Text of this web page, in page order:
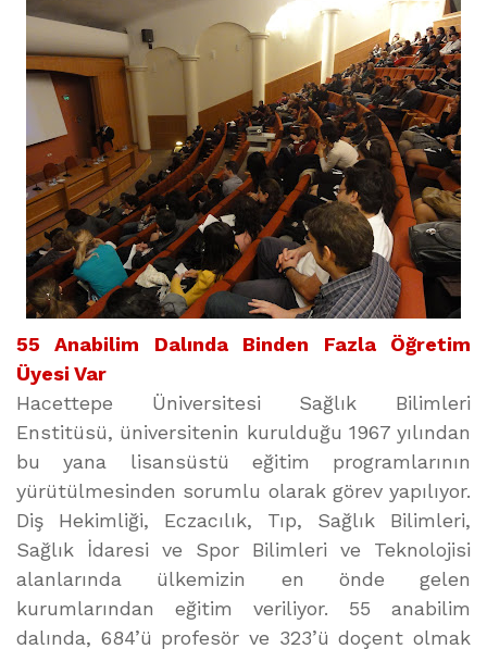
55 Anabilim Dalında Binden Fazla Öğretim
Üyesi Var
Hacettepe Üniversitesi Sağlık Bilimleri
Enstitüsü, üniversitenin kurulduğu 1967 yılından
bu yana lisansüstü eğitim programlarının
yürütülmesinden sorumlu olarak görev yapılıyor.
Diş Hekimliği, Eczacılık, Tıp, Sağlık Bilimleri,
Sağlık İdaresi ve Spor Bilimleri ve Teknolojisi
alanlarında ülkemizin en önde gelen
kurumlarından eğitim veriliyor. 55 anabilim
dalında, 684’ü profesör ve 323’ü doçent olmak